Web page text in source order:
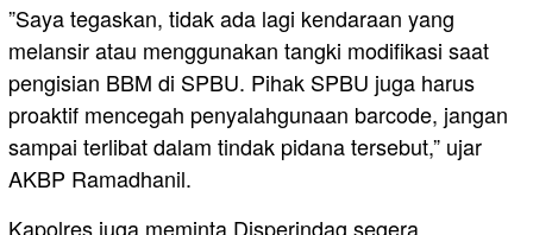
​”Saya tegaskan, tidak ada lagi kendaraan yang
melansir atau menggunakan tangki modifikasi saat
pengisian BBM di SPBU. Pihak SPBU juga harus
proaktif mencegah penyalahgunaan barcode, jangan
sampai terlibat dalam tindak pidana tersebut,” ujar
AKBP Ramadhanil.
​Kapolres juga meminta Disperindag segera